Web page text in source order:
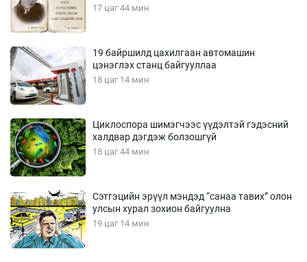
17 цаг 44 мин
19 байршилд цахилгаан автомашин
цэнэглэх станц байгууллаа
18 цаг 14 мин
Циклоспора шимэгчээс үүдэлтэй гэдэсний
халдвар дэгдэж болзошгүй
18 цаг 44 мин
Сэтгэцийн эрүүл мэндэд “санаа тавих” олон
улсын хурал зохион байгуулна
19 цаг 14 мин